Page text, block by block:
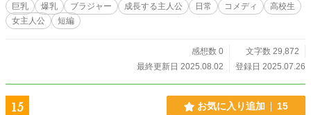
巨乳 爆乳 ブラジャー 成長する主人公 日常 コメディ
高校生
女主人公
短編
感想数 0
文字数 29,872
最終更新日 2025.08.02
登録日 2025.07.26
15 お気に入り追加 15